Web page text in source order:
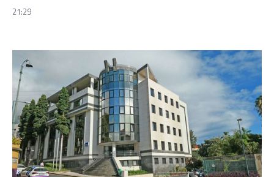
21:29